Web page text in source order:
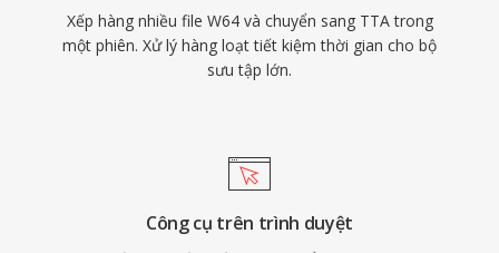
Xếp hàng nhiều file W64 và chuyển sang TTA trong
một phiên. Xử lý hàng loạt tiết kiệm thời gian cho bộ
sưu tập lớn.
Công cụ trên trình duyệt